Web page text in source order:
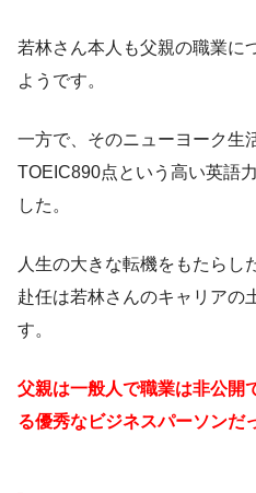
若林さん本人も父親の職業に
ようです。
一方で、そのニューヨーク生
TOEIC890点という高い英語
した。
人生の大きな転機をもたらし
赴任は若林さんのキャリアの
す。
父親は一般人で職業は非公開
る優秀なビジネスパーソンだ